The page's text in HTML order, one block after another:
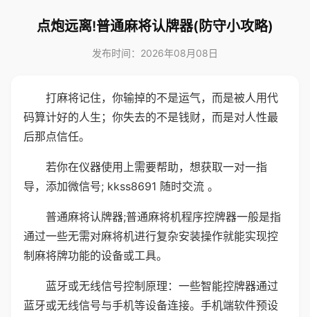
点炮远离!普通麻将认牌器(防守小攻略)
发布时间：2026年08月08日
打麻将记住，你输掉的不是运气，而是被人用代
码算计好的人生；你失去的不是钱财，而是对人性最
后那点信任。
若你在仪器使用上需要帮助，想获取一对一指
导，添加微信号; kkss8691 随时交流 。
普通麻将认牌器;普通麻将机程序控牌器一般是指
通过一些无需对麻将机进行复杂安装操作就能实现控
制麻将牌功能的设备或工具。
蓝牙或无线信号控制原理：一些智能控牌器通过
蓝牙或无线信号与手机等设备连接。手机端软件预设